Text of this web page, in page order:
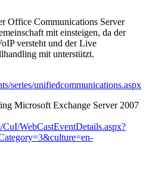
Office Communications Server
mit einsteigen, da der
versteht und der Live
mit unterstützt.
series/unifiedcommunications.aspx
Microsoft Exchange Server 2007
WebCastEventDetails.aspx?